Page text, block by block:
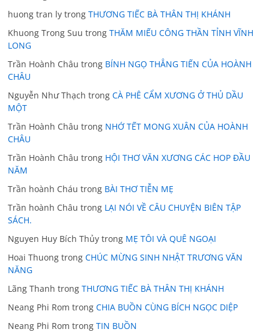
huong tran ly trongTHƯƠNG TIẾC BÀ THÂN THỊ KHÁNH
Khuong Trong Suu trongTHĂM MIẾU CÔNG THẦN TỈNH VĨNH
LONG
Trần Hoành Châu trong BÍNH NGỌ THẲNG TIẾN CỦA HOÀNH
CHÂU
Nguyễn Như Thạch trongCÀ PHÊ CẨM XƯƠNG Ở THỦ DẦU
MỘT
Trần Hoành Châu trong NHỚ TẾT MONG XUÂN CỦA HOÀNH
CHÂU
Trần Hoành Châu trong HỘI THƠ VĂN XƯƠNG CÁC HOP ĐẦU
NĂM
Trần hoành Cháu trong BÀI THƠ TIỄN MẸ
Trần hoành Châu trong LẠI NÓI VỀ CÂU CHUYỆN BIÊN TẬP
SÁCH.
Nguyen Huy Bích Thủy trong MẸ TÔI VÀ QUÊ NGOẠI
Hoai Thuong trongCHÚC MỪNG SINH NHẬT TRƯƠNG VĂN
NĂNG
Lãng Thanh trongTHƯƠNG TIẾC BÀ THÂN THỊ KHÁNH
Neang Phi Rom trongCHIA BUỒN CÙNG BÍCH NGỌC DIỆP
Neang Phi Rom trongTIN BUỒN